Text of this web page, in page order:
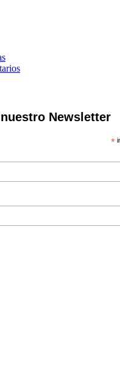
Newsletter
*